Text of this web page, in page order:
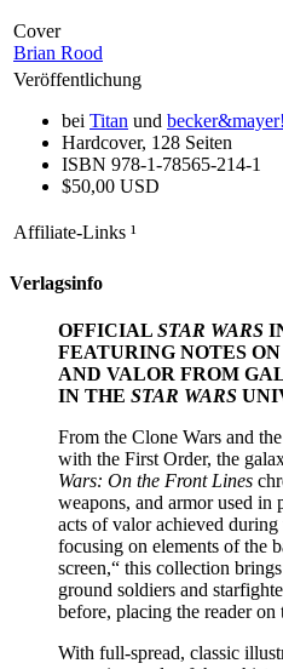
Cover
Brian Rood
Veröffentlichung
bei Titan und becker&mayer!
Hardcover, 128 Seiten
ISBN 978-1-78565-214-1
$50,00 USD
Affiliate-Links ¹
Verlagsinfo
OFFICIAL STAR WARS
FEATURING NOTES
AND VALOR FROM
IN THE STAR WARS
From the Clone Wars and
with the First Order, the
Wars: On the Front Lines
weapons, and armor used in
acts of valor achieved
focusing on elements of the
screen,“ this collection
ground soldiers and
before, placing the reader on
With full-spread, classic